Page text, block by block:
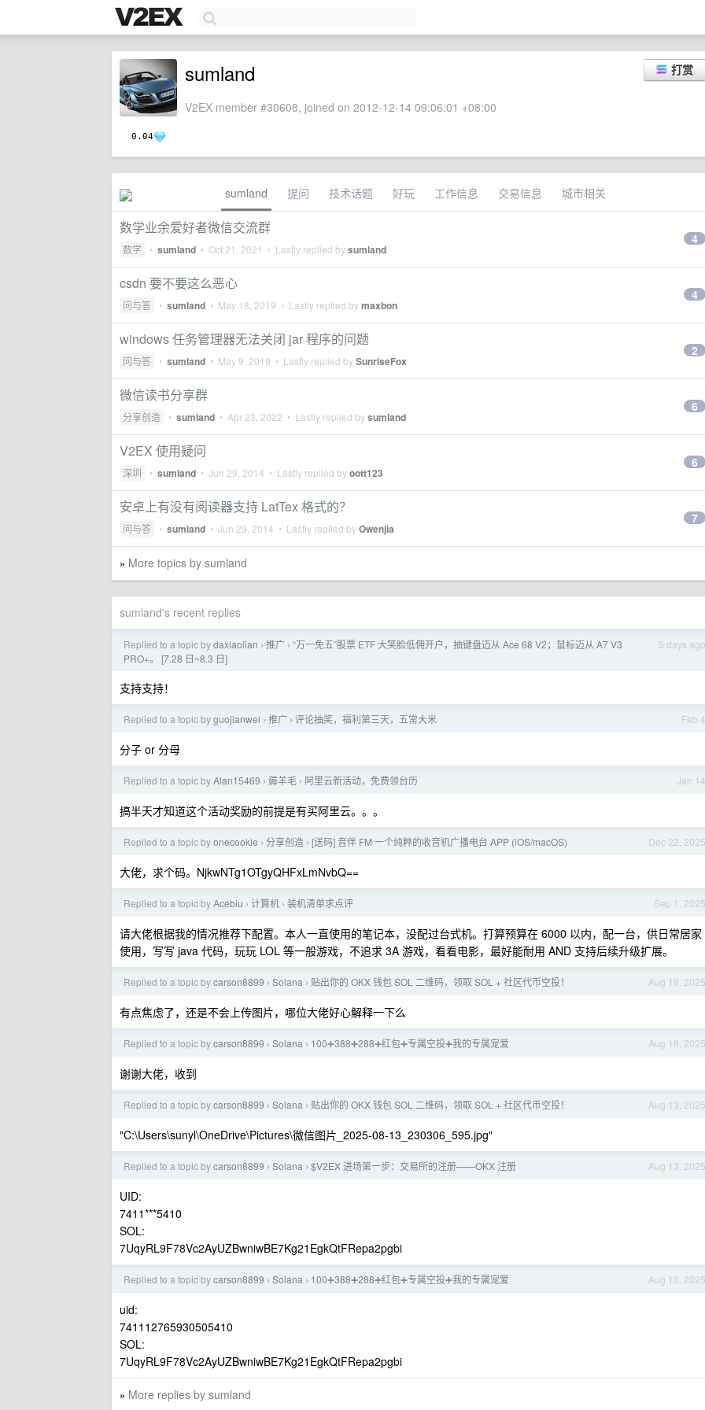
0.04
打赏
sumland
V2EX member #30608, joined on 2012-12-14 09:06:01 +08:00
sumland 提问 技术话题 好玩 工作信息 交易信息 城市相关
数学业余爱好者微信交流群
数学 • sumland • Oct 21, 2021 • Lastly replied bysumland
4
csdn 要不要这么恶心
问与答 • sumland • May 18, 2019 • Lastly replied bymaxbon
4
windows 任务管理器无法关闭 jar 程序的问题
问与答 • sumland • May 9, 2019 • Lastly replied bySunriseFox
2
微信读书分享群
分享创造 • sumland • Apr 23, 2022 • Lastly replied bysumland
6
V2EX 使用疑问
深圳 • sumland • Jun 29, 2014 • Lastly replied byoott123
6
安卓上有没有阅读器支持 LatTex 格式的？
问与答 • sumland • Jun 29, 2014 • Lastly replied byOwenjia
7
» More topics by sumland
sumland's recent replies
5 days ago
Replied to a topic bydaxiaolian › 推广 › “万一免五”股票 ETF 大笑脸低佣开户，抽键盘迈从 Ace 68 V2；鼠标迈从 A7 V3
PRO+。 [7.28 日~8.3 日]
支持支持！
Feb 4
Replied to a topic byguojianwei › 推广 › 评论抽奖，福利第三天，五常大米
分子 or 分母
Jan 14
Replied to a topic byAlan15469 › 薅羊毛 › 阿里云新活动，免费领台历
搞半天才知道这个活动奖励的前提是有买阿里云。。。
Dec 22, 2025
Replied to a topic byonecookie › 分享创造 › [送码] 音伴 FM 一个纯粹的收音机广播电台 APP (iOS/macOS)
大佬，求个码。NjkwNTg1OTgyQHFxLmNvbQ==
Sep 1, 2025
Replied to a topic byAcebiu › 计算机 › 装机清单求点评
请大佬根据我的情况推荐下配置。本人一直使用的笔记本，没配过台式机。打算预算在 6000 以内，配一台，供日常居家
使用，写写 java 代码，玩玩 LOL 等一般游戏，不追求 3A 游戏，看看电影，最好能耐用 AND 支持后续升级扩展。
Aug 19, 2025
Replied to a topic bycarson8899 › Solana › 贴出你的 OKX 钱包 SOL 二维码，领取 SOL + 社区代币空投！
有点焦虑了，还是不会上传图片，哪位大佬好心解释一下么
Aug 18, 2025
Replied to a topic bycarson8899 › Solana › 100➕388➕288➕红包➕专属空投➕我的专属宠爱
谢谢大佬，收到
Aug 13, 2025
Replied to a topic bycarson8899 › Solana › 贴出你的 OKX 钱包 SOL 二维码，领取 SOL + 社区代币空投！
"C:\Users\sunyl\OneDrive\Pictures\微信图片_2025-08-13_230306_595.jpg"
Aug 13, 2025
Replied to a topic bycarson8899 › Solana › $V2EX 进场第一步：交易所的注册——OKX 注册
UID:
7411***5410
SOL:
7UqyRL9F78Vc2AyUZBwniwBE7Kg21EgkQtFRepa2pgbi
Aug 13, 2025
Replied to a topic bycarson8899 › Solana › 100➕388➕288➕红包➕专属空投➕我的专属宠爱
uid:
741112765930505410
SOL:
7UqyRL9F78Vc2AyUZBwniwBE7Kg21EgkQtFRepa2pgbi
» More replies by sumland